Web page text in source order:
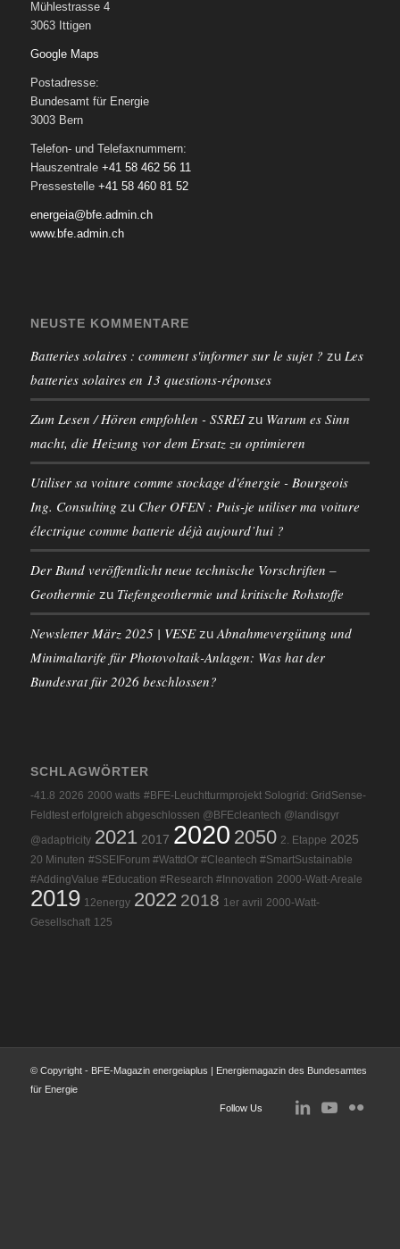
Mühlestrasse 4
3063 Ittigen
Google Maps
Postadresse:
Bundesamt für Energie
3003 Bern
Telefon- und Telefaxnummern:
Hauszentrale +41 58 462 56 11
Pressestelle +41 58 460 81 52
energeia@bfe.admin.ch
www.bfe.admin.ch
NEUSTE KOMMENTARE
Batteries solaires : comment s'informer sur le sujet ? zu Les
batteries solaires en 13 questions-réponses
Zum Lesen / Hören empfohlen - SSREIzu Warum es Sinn
macht, die Heizung vor dem Ersatz zu optimieren
Utiliser sa voiture comme stockage d'énergie - Bourgeois
Ing. Consulting zu Cher OFEN : Puis-je utiliser ma voiture
électrique comme batterie déjà aujourd’hui ?
Der Bund veröffentlicht neue technische Vorschriften –
Geothermie zu Tiefengeothermie und kritische Rohstoffe
Newsletter März 2025 | VESEzuAbnahmevergütung und
Minimaltarife für Photovoltaik-Anlagen: Was hat der
Bundesrat für 2026 beschlossen?
SCHLAGWÖRTER
-41.8 2026 2000 watts #BFE-Leuchtturmprojekt Sologrid: GridSense-
Feldtest erfolgreich abgeschlossen @BFEcleantech @landisgyr
@adaptricity 2021 2017 2020 2050 2. Etappe 2025
20 Minuten #SSEIForum #WattdOr #Cleantech #SmartSustainable
#AddingValue #Education #Research #Innovation 2000-Watt-Areale
2019 12energy 2022 2018 1er avril 2000-Watt-
Gesellschaft 125
© Copyright - BFE-Magazin energeiaplus | Energiemagazin des Bundesamtes
für Energie
Follow Us